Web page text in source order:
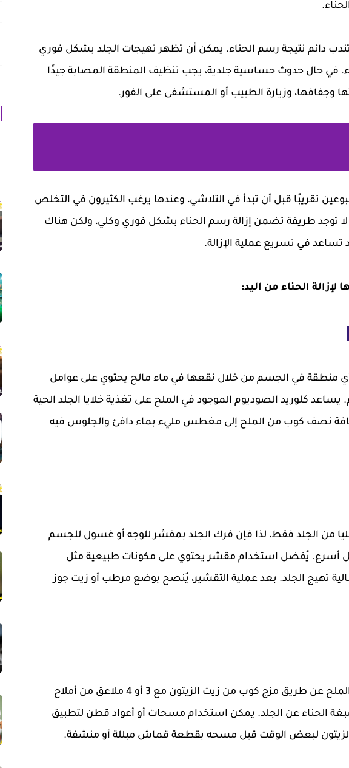
دائم نتيجة رسم الحناء. يمكن أن تظهر تهيجات الجلد بشكل فوري
في حال حدوث حساسية جلدية، يجب تنظيف المنطقة المصابة جيدًا
وجفافها، وزيارة الطبيب أو المستشفى على الفور.
تقريبًا قبل أن تبدأ في التلاشي، وعندها يرغب الكثيرون في التخلص
لا توجد طريقة تضمن إزالة رسم الحناء بشكل فوري وكلي، ولكن هناك
في تسريع عملية الإزالة.
الحناء من اليد:
أي منطقة في الجسم من خلال نقعها في ماء مالح يحتوي على عوامل
يساعد كلوريد الصوديوم الموجود في الملح على تغذية خلايا الجلد الحية
نصف كوب من الملح إلى مغطس مليء بماء دافئ والجلوس فيه
من الجلد فقط، لذا فإن فرك الجلد بمقشر للوجه أو غسول للجسم
أسرع. يُفضل استخدام مقشر يحتوي على مكونات طبيعية مثل
تهيج الجلد. بعد عملية التقشير، يُنصح بوضع مرطب أو زيت جوز
يمكن تحضير خليط من زيت الزيتون والملح عن طريق مزج كوب من زيت الزيتون مع 3 أو 4 ملاعق من أملاح
الحناء عن الجلد. يمكن استخدام مسحات أو أعواد قطن لتطبيق
الزيتون لبعض الوقت قبل مسحه بقطعة قماش مبللة أو منشفة.